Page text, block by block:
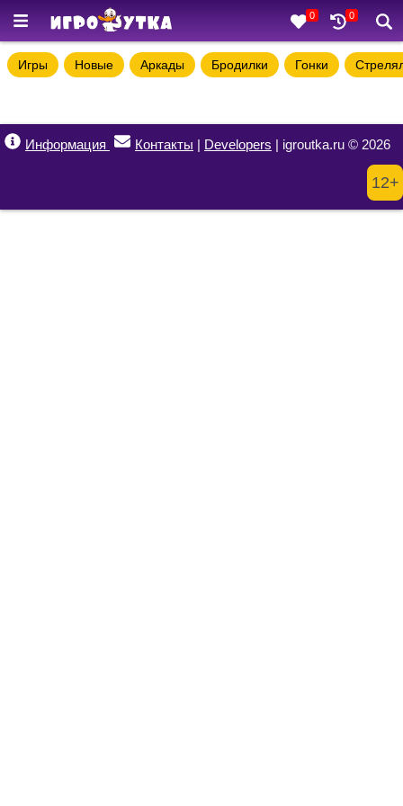
0 0
Игры Новые Аркады Бродилки Гонки
Информация Контакты | Developers | igroutka.ru © 2026
12+